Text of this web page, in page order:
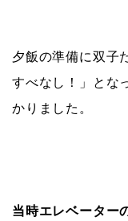
夕飯の準備に双子
すべなし！」とな
かりました。
当時エレベーター